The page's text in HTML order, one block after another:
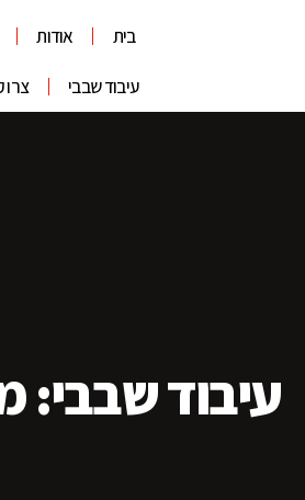
בית אודות
עיבוד שבבי
עיבוד שבבי: